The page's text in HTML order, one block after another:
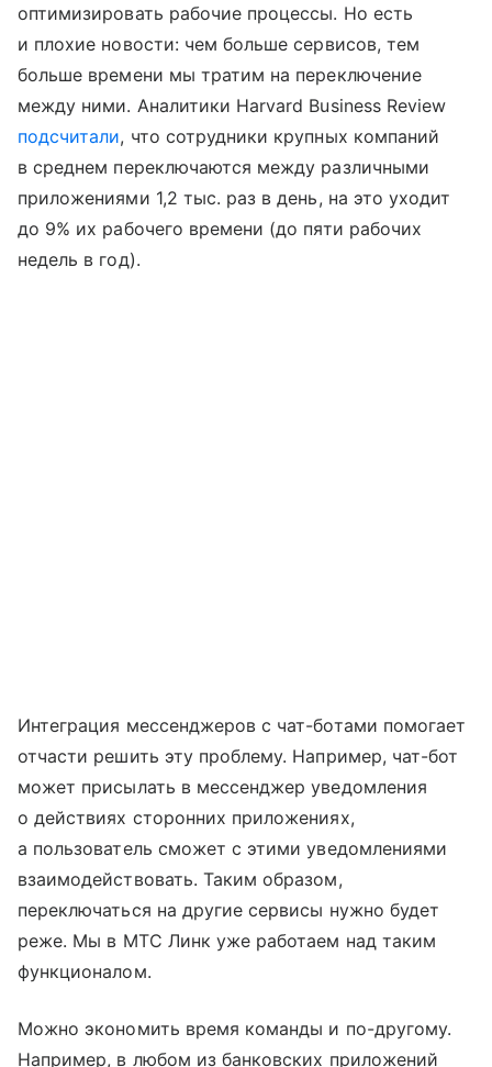
оптимизировать рабочие процессы. Но есть
и плохие новости: чем больше сервисов, тем
больше времени мы тратим на переключение
между ними. Аналитики Harvard Business Review
подсчитали, что сотрудники крупных компаний
в среднем переключаются между различными
приложениями 1,2 тыс. раз в день, на это уходит
до 9% их рабочего времени (до пяти рабочих
недель в год).
Интеграция мессенджеров с чат-ботами помогает
отчасти решить эту проблему. Например, чат-бот
может присылать в мессенджер уведомления
о действиях сторонних приложениях,
а пользователь сможет с этими уведомлениями
взаимодействовать. Таким образом,
переключаться на другие сервисы нужно будет
реже. Мы в МТС Линк уже работаем над таким
функционалом.
Можно экономить время команды и по-другому.
Например, в любом из банковских приложений